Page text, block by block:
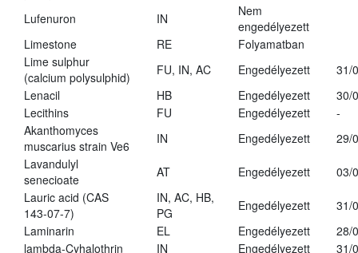
Lufenuron IN
Nem
engedélyezett
Limestone
RE
Folyamatban
Lime sulphur
(calcium polysulphid)
FU, IN, AC Engedélyezett
31/
Lenacil
HB Engedélyezett
30/
Lecithins
FU Engedélyezett
-
Akanthomyces
muscarius strain Ve6
IN Engedélyezett
29/
Lavandulyl
senecioate
AT Engedélyezett
03/
Lauric acid (CAS
143-07-7)
IN, AC, HB,
PG
Engedélyezett
31/
Laminarin
EL Engedélyezett
28/
lambda-Cyhalothrin
IN Engedélyezett 31/